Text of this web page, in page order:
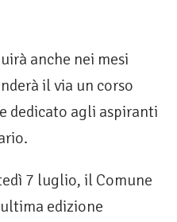
anche nei mesi
il via un corso
dedicato agli aspiranti
7 luglio, il Comune
edizione